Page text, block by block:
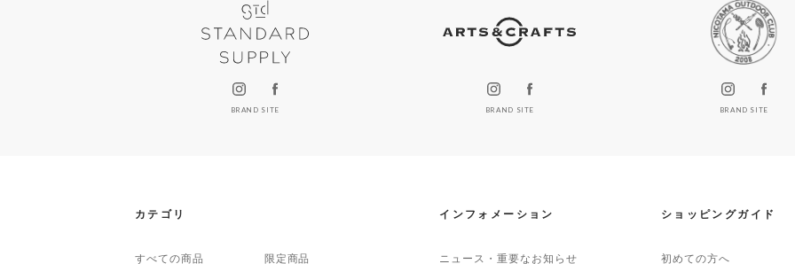
BRAND SITE BRAND SITE BRAND SITE
カテゴリ
すべての商品 限定商品
インフォメーション
ニュース・重要なお知らせ
ショッピングガイド
初めての方へ